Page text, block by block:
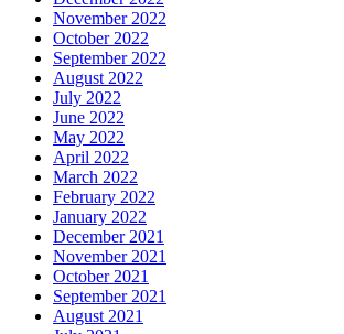
November 2022
October 2022
September 2022
August 2022
July 2022
June 2022
May 2022
April 2022
March 2022
February 2022
January 2022
December 2021
November 2021
October 2021
September 2021
August 2021